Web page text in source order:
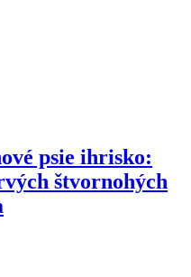
psie ihrisko:
štvornohých